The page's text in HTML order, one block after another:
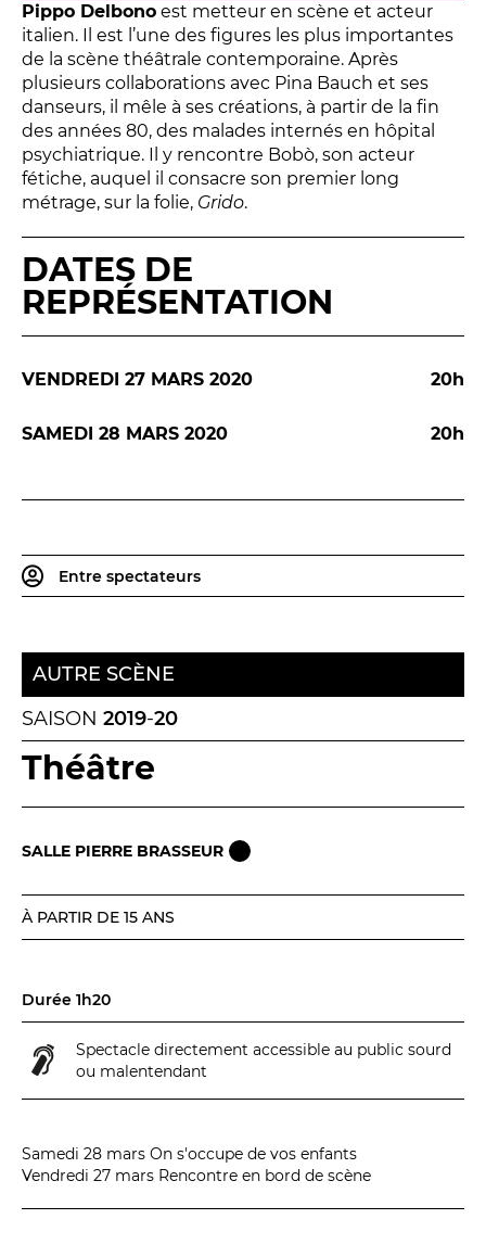
BILLETTERIE
Accueil & horaires
Tarifs, abonnements & places à l’unité
Brochure interactive
Entre spectateurs
Newsletter
Billetterie en ligne
contact@theatredenice.org
BILLETTERIE
#tnn06
Pippo Delbono est metteur en scène et acteur
italien. Il est l’une des figures les plus importantes
de la scène théâtrale contemporaine. Après
plusieurs collaborations avec Pina Bauch et ses
danseurs, il mêle à ses créations, à partir de la fin
des années 80, des malades internés en hôpital
psychiatrique. Il y rencontre Bobò, son acteur
fétiche, auquel il consacre son premier long
métrage, sur la folie, Grido.
DATES DE
REPRÉSENTATION
VENDREDI 27 MARS 2020 20h
SAMEDI 28 MARS 2020 20h
Entre spectateurs
AUTRE SCÈNE
SAISON 2019-20
Théâtre
SALLE PIERRE BRASSEUR
À PARTIR DE 15 ANS
Durée 1h20
Spectacle directement accessible au public sourd
ou malentendant
Samedi 28 mars On s'occupe de vos enfants
Vendredi 27 mars Rencontre en bord de scène